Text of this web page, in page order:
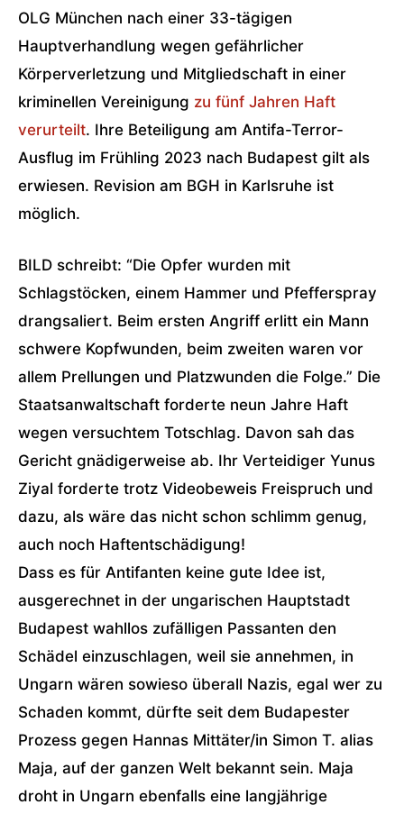
OLG München nach einer 33-tägigen
Hauptverhandlung wegen gefährlicher
Körperverletzung und Mitgliedschaft in einer
kriminellen Vereinigung zu fünf Jahren Haft
verurteilt. Ihre Beteiligung am Antifa-Terror-
Ausflug im Frühling 2023 nach Budapest gilt als
erwiesen. Revision am BGH in Karlsruhe ist
möglich.
BILD schreibt: “Die Opfer wurden mit
Schlagstöcken, einem Hammer und Pfefferspray
drangsaliert. Beim ersten Angriff erlitt ein Mann
schwere Kopfwunden, beim zweiten waren vor
allem Prellungen und Platzwunden die Folge.” Die
Staatsanwaltschaft forderte neun Jahre Haft
wegen versuchtem Totschlag. Davon sah das
Gericht gnädigerweise ab. Ihr Verteidiger Yunus
Ziyal forderte trotz Videobeweis Freispruch und
dazu, als wäre das nicht schon schlimm genug,
auch noch Haftentschädigung!
Dass es für Antifanten keine gute Idee ist,
ausgerechnet in der ungarischen Hauptstadt
Budapest wahllos zufälligen Passanten den
Schädel einzuschlagen, weil sie annehmen, in
Ungarn wären sowieso überall Nazis, egal wer zu
Schaden kommt, dürfte seit dem Budapester
Prozess gegen Hannas Mittäter/in Simon T. alias
Maja, auf der ganzen Welt bekannt sein. Maja
droht in Ungarn ebenfalls eine langjährige